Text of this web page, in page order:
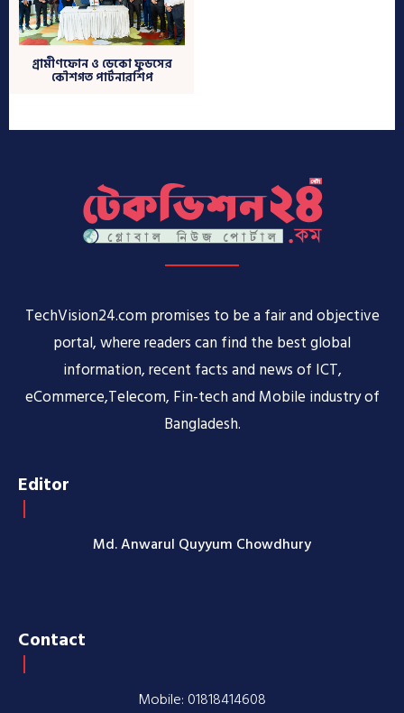
TechVision24.com promises to be a fair and objective
portal, where readers can find the best global
information, recent facts and news of ICT,
eCommerce,Telecom, Fin-tech and Mobile industry of
Bangladesh.
Editor
Md. Anwarul Quyyum Chowdhury
Contact
Mobile: 01818414608